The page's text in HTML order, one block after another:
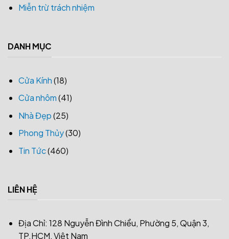
Miễn trừ trách nhiệm
DANH MỤC
Cửa Kính(18)
Cửa nhôm(41)
Nhà Đẹp(25)
Phong Thủy(30)
Tin Tức(460)
LIÊN HỆ
Địa Chỉ: 128 Nguyễn Đình Chiểu, Phường 5, Quận 3,
TP.HCM, Việt Nam